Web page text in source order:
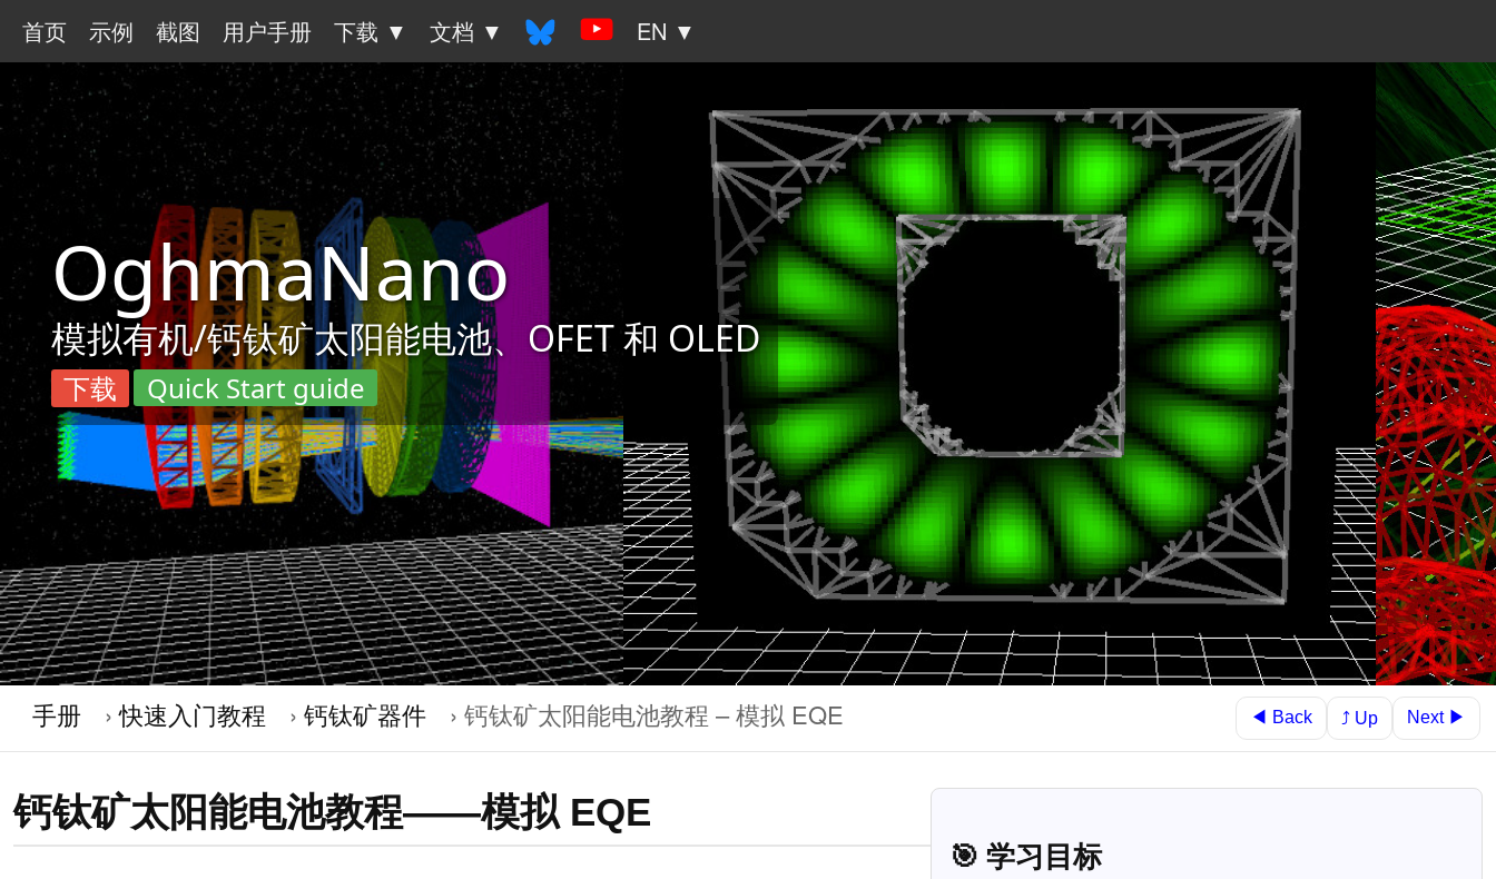
首页 示例 截图 用户手册 下载 ▼ 文档 ▼ EN ▼
OghmaNano
模拟有机/钙钛矿太阳能电池、OFET 和 OLED
下载 Quick Start guide
手册 快速入门教程 钙钛矿器件 钙钛矿太阳能电池教程 – 模拟 EQE ◀ Back ⤴ Up Next ▶
🎯 学习目标
钙钛矿太阳能电池教程——模拟 EQE